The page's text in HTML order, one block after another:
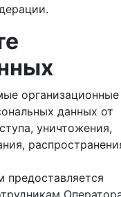
данных от
уничтожения,
предоставляется